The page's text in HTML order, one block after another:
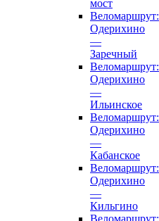
мост
Веломаршрут:
Одерихино
—
Заречный
Веломаршрут:
Одерихино
—
Ильинское
Веломаршрут:
Одерихино
—
Кабанское
Веломаршрут:
Одерихино
—
Кильгино